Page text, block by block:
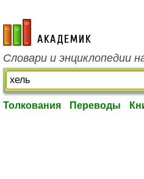
academic.ru
Словари и энциклопедии
Толкования Переводы